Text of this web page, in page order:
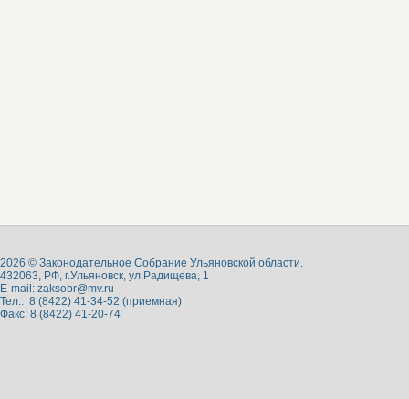
2026 © Законодательное Собрание Ульяновской области.
432063, РФ, г.Ульяновск, ул.Радищева, 1
E-mail: zaksobr@mv.ru
Тел.: 8 (8422) 41-34-52 (приемная)
Факс: 8 (8422) 41-20-74